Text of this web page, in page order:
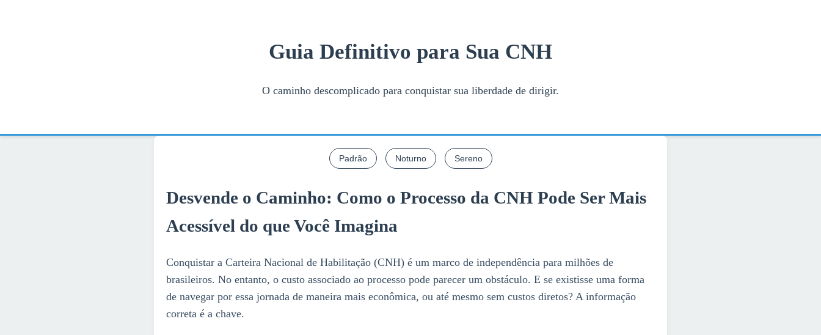
Guia Definitivo para Sua CNH
O caminho descomplicado para conquistar sua liberdade de dirigir.
Padrão Noturno Sereno
Desvende o Caminho: Como o Processo da CNH Pode Ser Mais
Acessível do que Você Imagina
Conquistar a Carteira Nacional de Habilitação (CNH) é um marco de independência para milhões de
brasileiros. No entanto, o custo associado ao processo pode parecer um obstáculo. E se existisse uma forma
de navegar por essa jornada de maneira mais econômica, ou até mesmo sem custos diretos? A informação
correta é a chave.